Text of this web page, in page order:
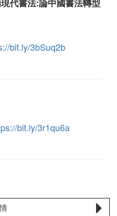
代書法:論中國書法轉型
bit.ly/3bSuq2b
bit.ly/3r1qu6a